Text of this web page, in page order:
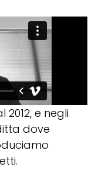
e negli
dove